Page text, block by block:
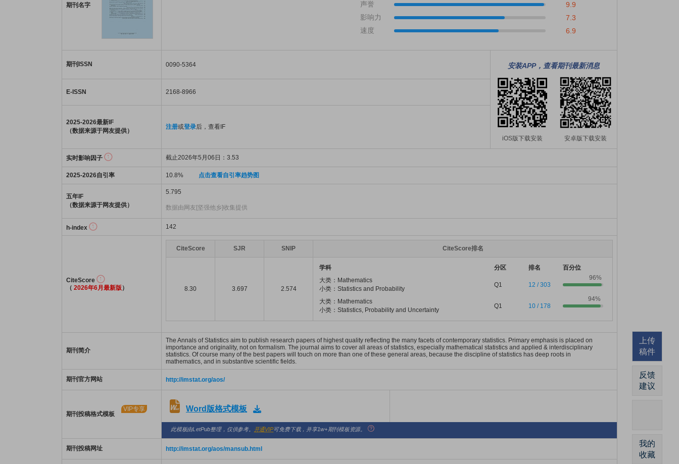
期刊名字 声誉
9.9
影响力
7.3
速度
6.9
期刊ISSN 0090-5364 安装APP，查看期刊最新消息
iOS版下载安装 安卓版下载安装
E-ISSN 2168-8966
2025-2026最新IF
（数据来源于网友提供）
注册或登录后，查看IF
实时影响因子 截止2026年5月06日：3.53
2025-2026自引率 10.8% 点击查看自引率趋势图
五年IF
（数据来源于网友提供）
5.795
数据由网友[坚强他乡]收集提供
h-index 142
CiteScore
（ 2026年6月最新版）
CiteScore SJR SNIP CiteScore排名
8.30 3.697 2.574
学科 分区 排名
百分位
大类：Mathematics
小类：Statistics and Probability
Q1 12 / 303
96%
大类：Mathematics
小类：Statistics, Probability and Uncertainty
Q1 10 / 178
94%
期刊简介
The Annals of Statistics aim to publish research papers of highest quality reflecting the many facets of contemporary statistics. Primary emphasis is placed on
importance and originality, not on formalism. The journal aims to cover all areas of statistics, especially mathematical statistics and applied & interdisciplinary
statistics. Of course many of the best papers will touch on more than one of these general areas, because the discipline of statistics has deep roots in
mathematics, and in substantive scientific fields.
期刊官方网站 http://imstat.org/aos/
期刊投稿格式模板
VIP专享 Word版格式模板
此模板由LetPub整理，仅供参考。 开通VIP可免费下载，并享1w+期刊模板资源。
期刊投稿网址 http://imstat.org/aos/mansub.html
上传
稿件
反馈
建议
我的
收藏